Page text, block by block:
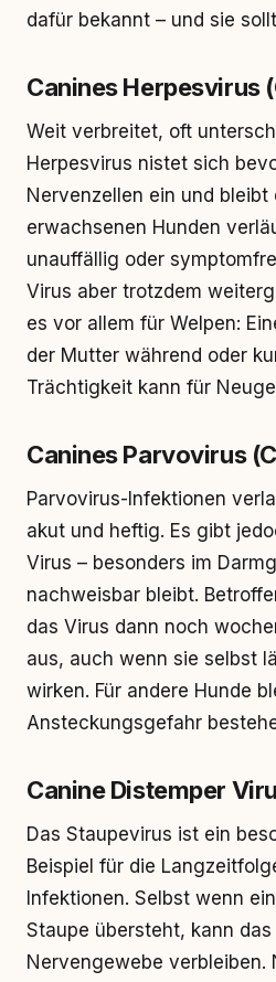
dafür bekannt – und sie
Canines Herpesvirus
Weit verbreitet, oft
Herpesvirus nistet sich
Nervenzellen ein und bleibt
erwachsenen Hunden
unauffällig oder
Virus aber trotzdem
es vor allem für Welpen:
der Mutter während oder
Trächtigkeit kann für
Canines Parvovirus
Parvovirus-Infektionen
akut und heftig. Es gibt
Virus – besonders im
nachweisbar bleibt.
das Virus dann noch
aus, auch wenn sie selbst
wirken. Für andere Hunde
Ansteckungsgefahr
Canine Distemper
Das Staupevirus ist ein
Beispiel für die
Infektionen. Selbst wenn
Staupe übersteht, kann das
Nervengewebe verbleiben.